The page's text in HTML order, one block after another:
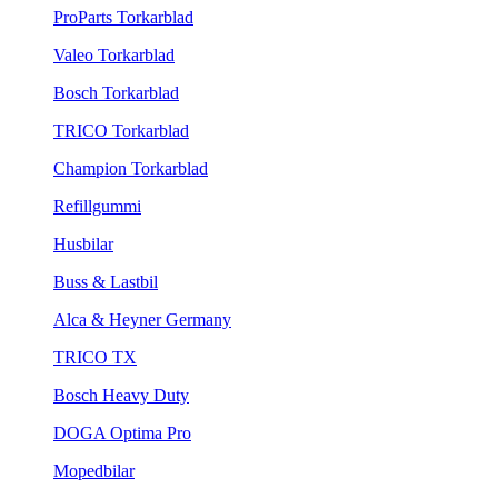
ProParts Torkarblad
Valeo Torkarblad
Bosch Torkarblad
TRICO Torkarblad
Champion Torkarblad
Refillgummi
Husbilar
Buss & Lastbil
Alca & Heyner Germany
TRICO TX
Bosch Heavy Duty
DOGA Optima Pro
Mopedbilar